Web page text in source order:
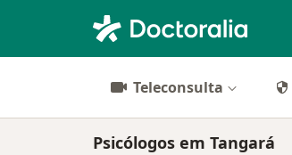
Teleconsulta
Psicólogos em Tangará